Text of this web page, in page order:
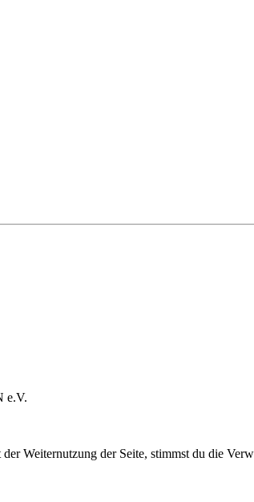
e.V.
Weiternutzung der Seite, stimmst du die